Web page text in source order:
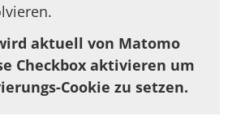
aktuell von Matomo
Checkbox aktivieren um
Cookie zu setzen.